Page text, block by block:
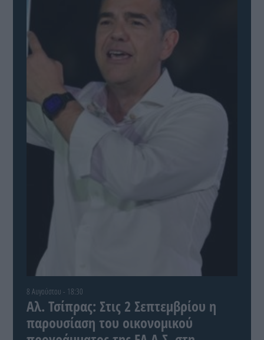
8 Αυγούστου - 18:30
Αλ. Τσίπρας: Στις 2 Σεπτεμβρίου η
παρουσίαση του οικονομικού